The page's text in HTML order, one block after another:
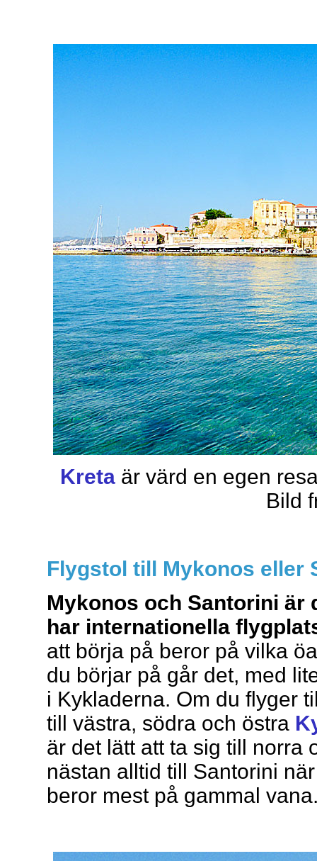
Kreta är värd en egen
Bild
Flygstol till Mykonos eller
Mykonos och Santorini är
har internationella
att börja på beror på vilka
du börjar på går det, med
i Kykladerna. Om du flyger
till västra, södra och östra
är det lätt att ta sig till norra
nästan alltid till Santorini
beror mest på gammal